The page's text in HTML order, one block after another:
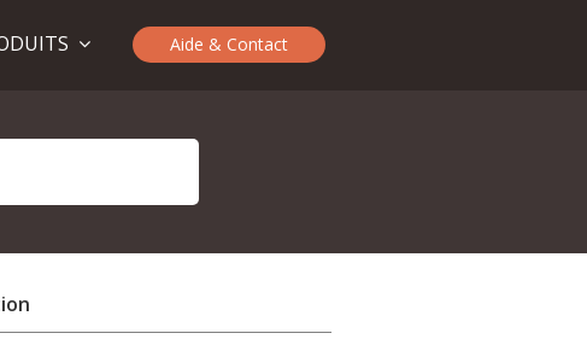
Aide & Contact